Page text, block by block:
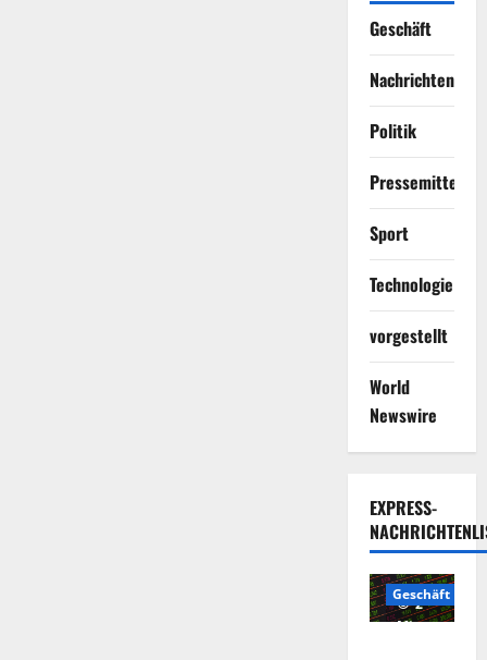
Geschäft
Nachrichten
Politik
Sport
Technologie
vorgestellt
World
Newswire
EXPRESS-
2
Minuten
Geschäft